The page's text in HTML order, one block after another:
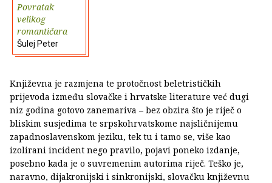
Povratak
velikog
romantičara
Šulej Peter
Književna je razmjena te protočnost beletrističkih
prijevoda između slovačke i hrvatske literature već dugi
niz godina gotovo zanemariva – bez obzira što je riječ o
bliskim susjedima te srpskohrvatskome najsličnijemu
zapadnoslavenskom jeziku, tek tu i tamo se, više kao
izolirani incident nego pravilo, pojavi poneko izdanje,
posebno kada je o suvremenim autorima riječ. Teško je,
naravno, dijakronijski i sinkronijski, slovačku književnu